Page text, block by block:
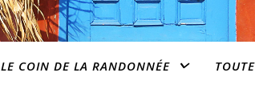
LE COIN DE LA RANDONNÉE